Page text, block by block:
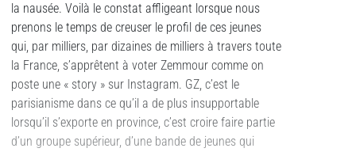
la nausée. Voilà le constat affligeant lorsque nous
prenons le temps de creuser le profil de ces jeunes
qui, par milliers, par dizaines de milliers à travers toute
la France, s’apprêtent à voter Zemmour comme on
poste une « story » sur Instagram. GZ, c’est le
parisianisme dans ce qu’il a de plus insupportable
lorsqu’il s’exporte en province, c’est croire faire partie
d’un groupe supérieur, d’une bande de jeunes qui